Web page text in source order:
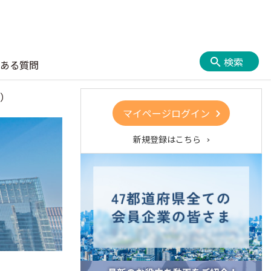
る質問 検索
マイページログイン
新規登録はこちら